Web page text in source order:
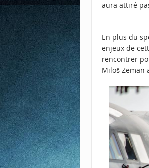
aura attiré
En plus du
enjeux de
rencontrer
Miloš Zeman